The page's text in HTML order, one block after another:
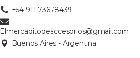
+54 911 73678439
Elmercaditodeaccesorios@gmail.com
Buenos Aires - Argentina